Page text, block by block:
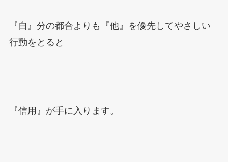
『自』分の都合よりも『他』を優先してやさしい
行動をとると
『信用』が手に入ります。